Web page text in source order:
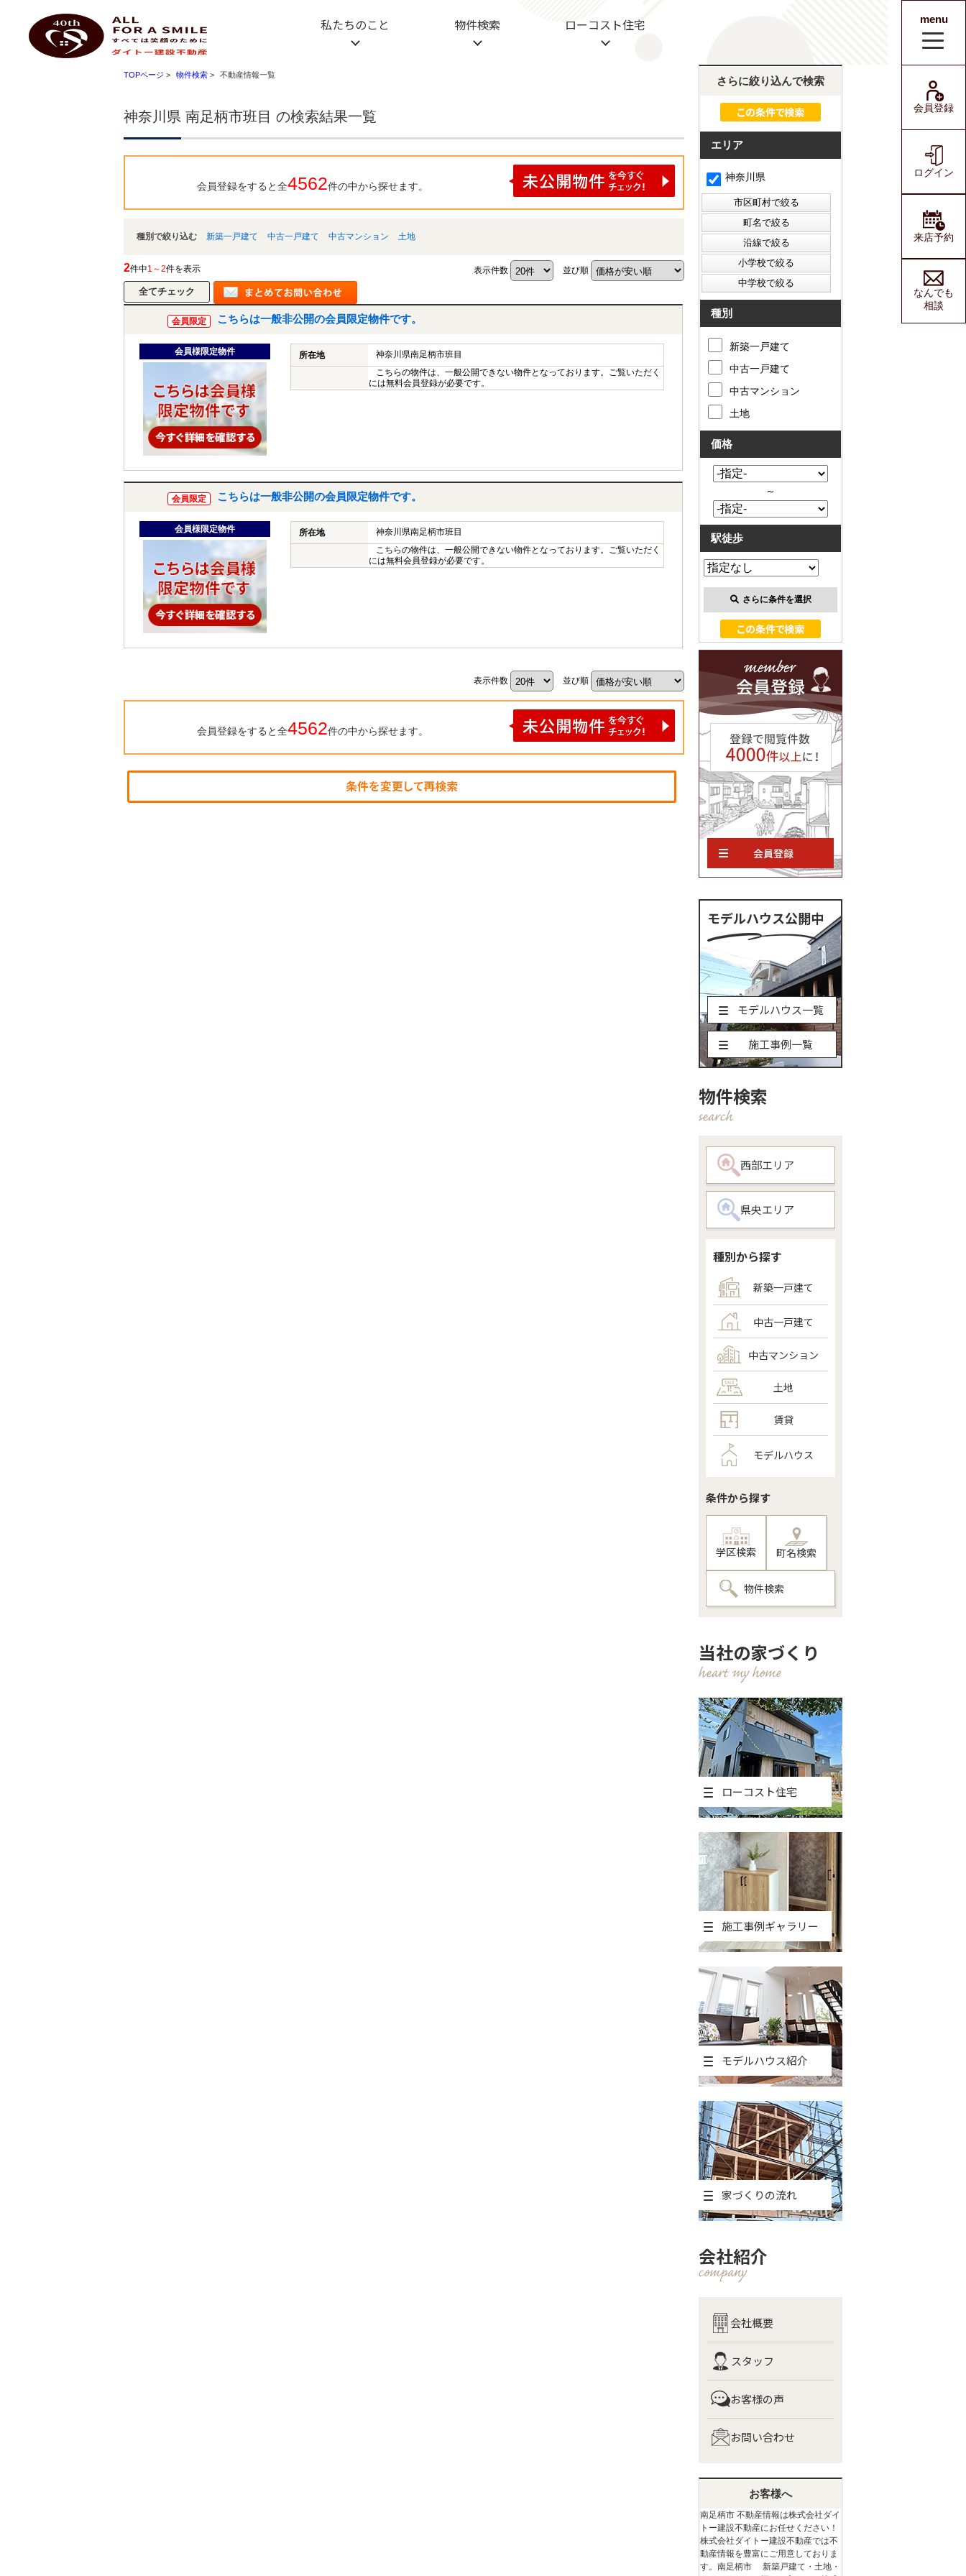
神奈川県 南足柄市班目 ｜小田原 不動産 ハートマイホーム ダイトー建設不動産
私たちのこと 物件検索 ローコスト住宅
ダイトー建設不動産
menu
会員登録
ログイン
来店予約
なんでも
相談
TOPページ > 物件検索 > 不動産情報一覧
神奈川県 南足柄市班目 の検索結果一覧
会員登録をすると全4562件の中から探せます。
種別で絞り込む 新築一戸建て 中古一戸建て 中古マンション 土地
2件中1～2件を表示 表示件数 並び順
会員限定 こちらは一般非公開の会員限定物件です。
会員様限定物件 所在地
神奈川県南足柄市班目
こちらの物件は、一般公開できない物件となっております。ご覧いただく
には無料会員登録が必要です。
会員限定 こちらは一般非公開の会員限定物件です。
会員様限定物件 所在地
神奈川県南足柄市班目
こちらの物件は、一般公開できない物件となっております。ご覧いただく
には無料会員登録が必要です。
表示件数 並び順
会員登録をすると全4562件の中から探せます。
さらに絞り込んで検索
エリア
神奈川県
種別
新築一戸建て
中古一戸建て
中古マンション
土地
価格
～
駅徒歩
さらに条件を選択
モデルハウス公開中
モデルハウス一覧
施工事例一覧
物件検索
西部エリア
県央エリア
種別から探す
新築一戸建て
中古一戸建て
中古マンション
土地
賃貸
モデルハウス
条件から探す
学区検索 町名検索
物件検索
当社の家づくり
ローコスト住宅
施工事例ギャラリー
モデルハウス紹介
家づくりの流れ
会社紹介
会社概要
スタッフ
お客様の声
お問い合わせ
お客様へ
南足柄市 不動産情報は株式会社ダイ
トー建設不動産にお任せください！
株式会社ダイトー建設不動産では不
動産情報を豊富にご用意しておりま
す。南足柄市 新築戸建て・土地・